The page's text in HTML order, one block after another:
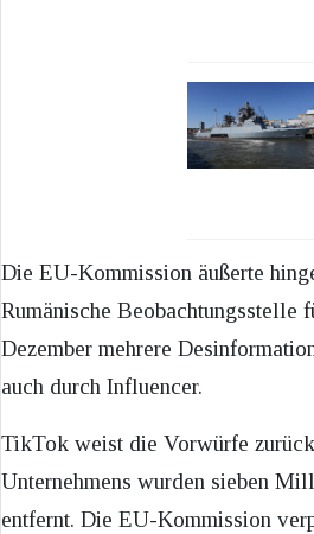
Die EU-Kommission äußerte
Rumänische
Dezember mehrere
auch durch Influencer.
TikTok weist die Vorwürfe
Unternehmens wurden sieben
entfernt. Die EU-Kommission